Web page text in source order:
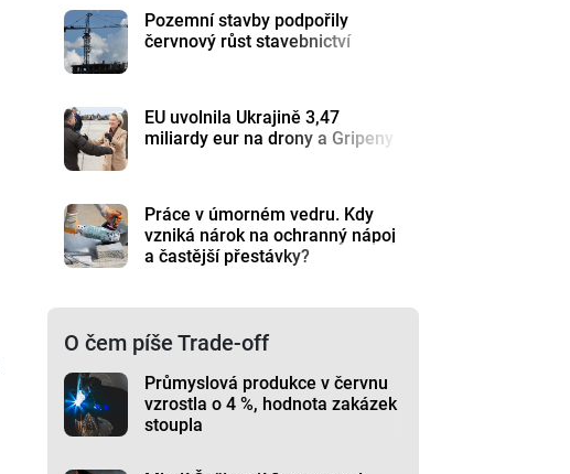
Pozemní stavby podpořily
červnový růst stavebnictví
EU uvolnila Ukrajině 3,47
miliardy eur na drony a Gripeny
Práce v úmorném vedru. Kdy
vzniká nárok na ochranný nápoj
a častější přestávky?
O čem píše Trade-off
Průmyslová produkce v červnu
vzrostla o 4 %, hodnota zakázek
stoupla